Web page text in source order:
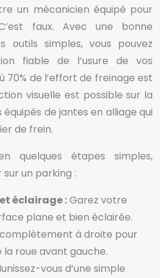
un mécanicien équipé pour
faux. Avec une bonne
outils simples, vous pouvez
fiable de l’usure de vos
70% de l’effort de freinage est
visuelle est possible sur la
de jantes en alliage qui
de frein.
quelques étapes simples,
un parking :
éclairage :Garez votre
plane et bien éclairée.
à droite pour
la roue avant gauche.
vous d’une simple